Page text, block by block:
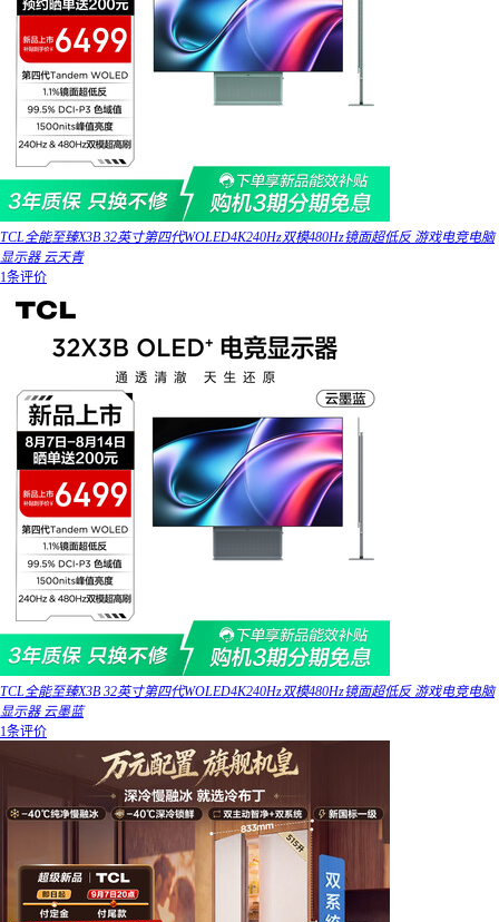
TCL全能至臻X3B 32英寸第四代WOLED4K240Hz双模480Hz镜面超低反 游戏电竞电脑
显示器 云天青
1条评价
TCL全能至臻X3B 32英寸第四代WOLED4K240Hz双模480Hz镜面超低反 游戏电竞电脑
显示器 云墨蓝
1条评价